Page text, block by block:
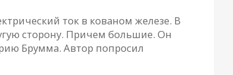
ток в кованом железе. В
сторону. Причем большие. Он
Брумма. Автор попросил